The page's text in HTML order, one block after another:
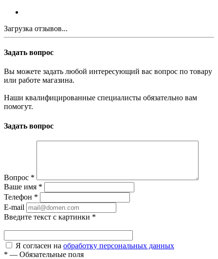
Загрузка отзывов...
Задать вопрос
Вы можете задать любой интересующий вас вопрос по товару
или работе магазина.
Наши квалифицированные специалисты обязательно вам
помогут.
Задать вопрос
Вопрос *
Ваше имя *
Телефон *
E-mail
Введите текст с картинки *
Я согласен на обработку персональных данных
* — Обязательные поля